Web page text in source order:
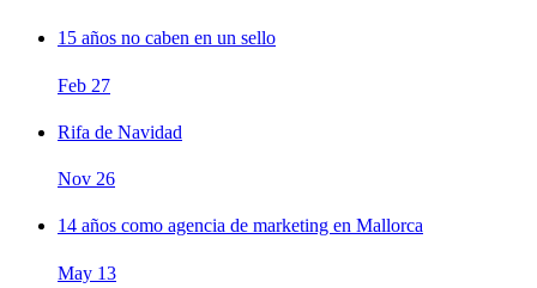
15 años no caben en un sello
Feb 27
Rifa de Navidad
Nov 26
14 años como agencia de marketing en Mallorca
May 13